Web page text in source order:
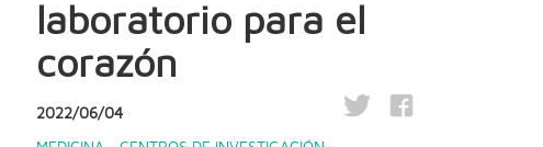
laboratorio para el
corazón
2022/06/04